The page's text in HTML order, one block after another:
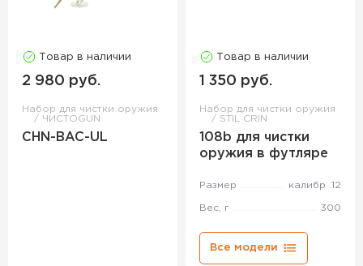
Товар в наличии
2 980 руб.
Набор для чистки оружия
ЧИСТОGUN
CHN-BAC-UL
Товар в наличии
1 350 руб.
Набор для чистки оружия
STIL CRIN
108b для чистки
оружия в футляре
Размер калибр .12
Вес, г 300
Все модели